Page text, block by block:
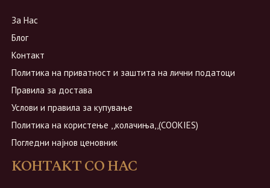
За Нас
Блог
Контакт
Политика на приватност и заштита на лични податоци
Правила за достава
Услови и правила за купување
Политика на користење ,,колачиња,,(COOKIES)
Погледни најнов ценовник
КОНТАКТ СО НАС